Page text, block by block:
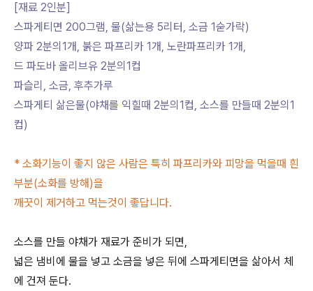
[재료 2인분]
스파게티면 200그램, 물(삶는용 5리터, 소금 1숟가락)
양파 2분의1개, 붉은 파프리카 1개, 노란파프리카 1개,
드 파도바 올리브유 2분의1컵
파슬리, 소금, 후추가루
스파게티 삶은물(야채를 익힐때 2분의1컵, 소스를 만들때 2분의1
컵)
* 소화기능이 좋지 않은 사람은 특히 파프리카와 피망을 먹을때 흰
부분(소화를 방해)을
깨끗이 제거하고 먹는것이 좋답니다.
소스를 만들 야채가 재료가 준비가 되면,
넓은 냄비에 물을 넣고 소금을 넣은 뒤에 스파게티면을 삶아서 체
에 건져 둔다.